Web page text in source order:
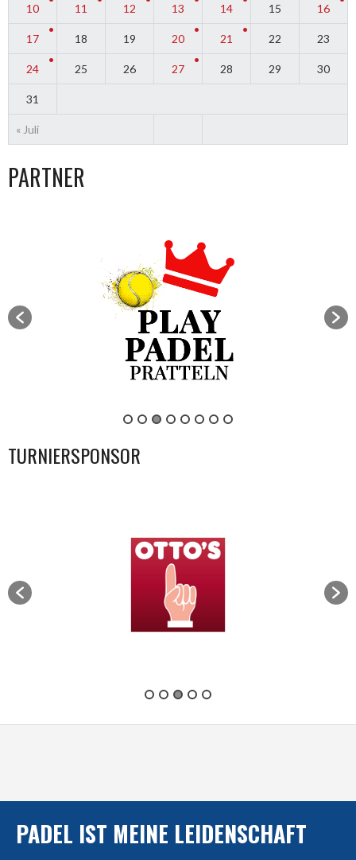
« Juli
10 11 12 13 14 15 16
17 18 19 20 21 22 23
24 25 26 27 28 29 30
31
PARTNER
TURNIERSPONSOR
PADEL IST MEINE LEIDENSCHAFT